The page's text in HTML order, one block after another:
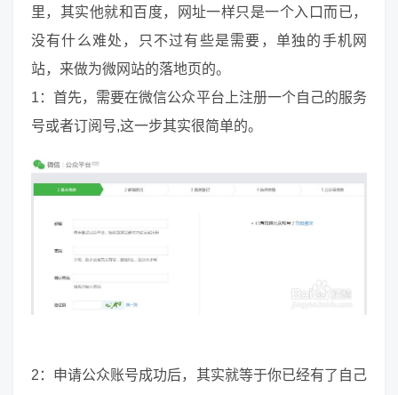
里，其实他就和百度，网址一样只是一个入口而已，
没有什么难处，只不过有些是需要，单独的手机网
站，来做为微网站的落地页的。
1：首先，需要在微信公众平台上注册一个自己的服务
号或者订阅号,这一步其实很简单的。
2：申请公众账号成功后，其实就等于你已经有了自己